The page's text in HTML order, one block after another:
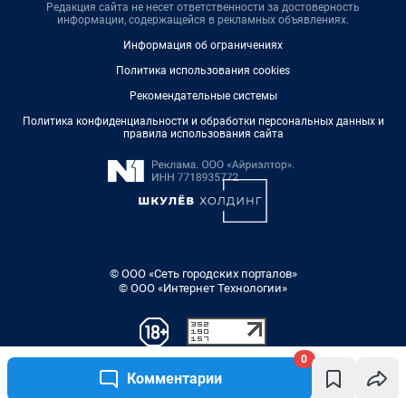
Комментарии
0
Редакция сайта не несет ответственности за достоверность
информации, содержащейся в рекламных объявлениях.
Информация об ограничениях
Политика использования cookies
Рекомендательные системы
Политика конфиденциальности и обработки персональных данных и
правила использования сайта
© ООО «Сеть городских порталов»
© ООО «Интернет Технологии»